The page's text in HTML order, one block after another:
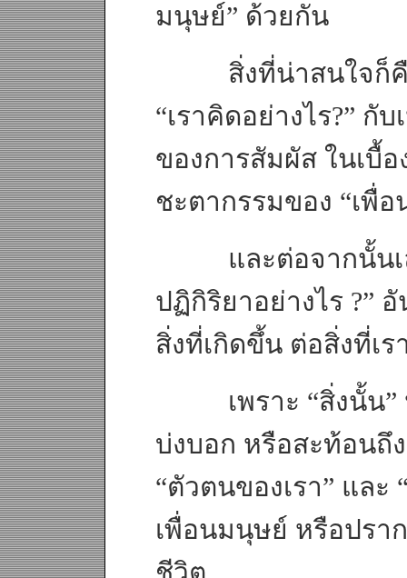
มนุษย์” ด้วยกัน
สิ่งที่น่าสนใจก็คือ
“เราคิดอย่างไร?” กั
ของการสัมผัส ในเบื้อ
ชะตากรรมของ “เพื่
และต่อจากนั้นเล่า
ปฏิกิริยาอย่างไร ?”
สิ่งที่เกิดขึ้น ต่อสิ่งที่เร
เพราะ “สิ่งนั้น” ห
บ่งบอก หรือสะท้อนถึ
“ตัวตนของเรา” แล
เพื่อนมนุษย์ หรือปรา